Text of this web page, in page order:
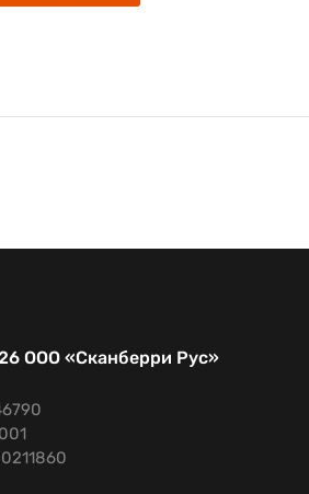
ООО «Сканберри Рус»